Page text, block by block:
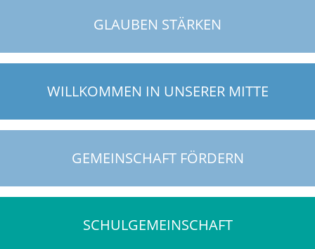
GLAUBEN STÄRKEN
WILLKOMMEN IN UNSERER MITTE
GEMEINSCHAFT FÖRDERN
SCHULGEMEINSCHAFT